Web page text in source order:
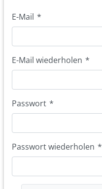
E-Mail *
E-Mail wiederholen *
Passwort *
Passwort wiederholen *